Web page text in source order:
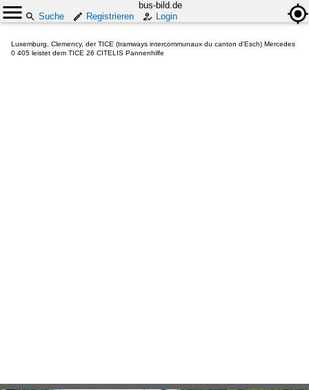
bus-bild.de
Suche
Registrieren Login
Luxemburg, Clemency, der TICE (tramways intercommunaux du canton d'Esch) Mercedes
0 405 leistet dem TICE 26 CITELIS Pannenhilfe